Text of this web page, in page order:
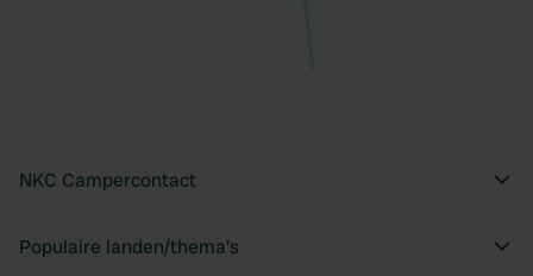
NKC Campercontact
Populaire landen/thema's